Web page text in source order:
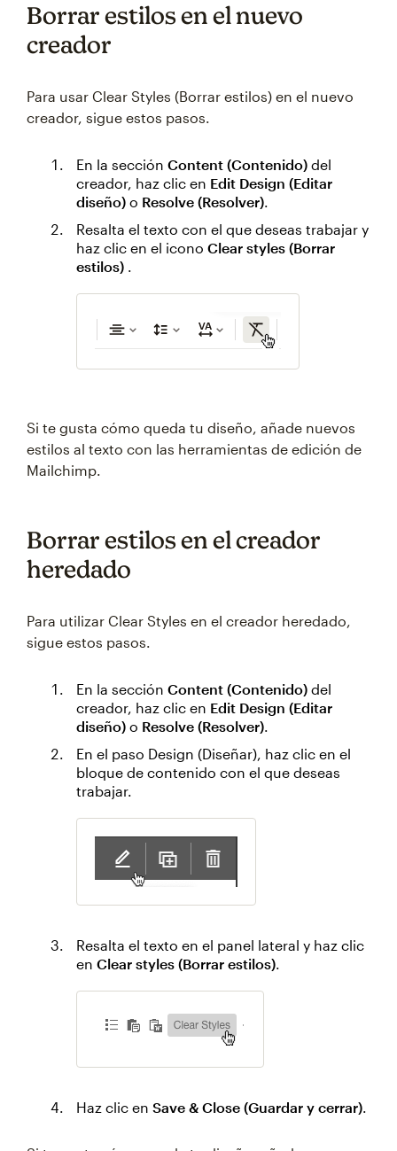
Borrar estilos en el nuevo
creador
Para usar Clear Styles (Borrar estilos) en el nuevo
creador, sigue estos pasos.
En la sección Content (Contenido) del
creador, haz clic en Edit Design (Editar
diseño) o Resolve (Resolver).
Resalta el texto con el que deseas trabajar y
haz clic en el icono Clear styles (Borrar
estilos) .
Si te gusta cómo queda tu diseño, añade nuevos
estilos al texto con las herramientas de edición de
Mailchimp.
Borrar estilos en el creador
heredado
Para utilizar Clear Styles en el creador heredado,
sigue estos pasos.
En la sección Content (Contenido) del
creador, haz clic en Edit Design (Editar
diseño) o Resolve (Resolver).
En el paso Design (Diseñar), haz clic en el
bloque de contenido con el que deseas
trabajar.
Resalta el texto en el panel lateral y haz clic
en Clear styles (Borrar estilos).
Haz clic en Save & Close (Guardar y cerrar).